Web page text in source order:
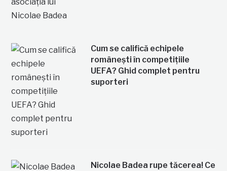
Cum se califică echipele
românești în competițiile
UEFA? Ghid complet pentru
suporteri
Nicolae Badea rupe tăcerea! Ce